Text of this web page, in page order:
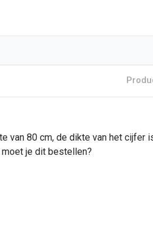
van 80 cm, de dikte van het cijfer
je dit bestellen?